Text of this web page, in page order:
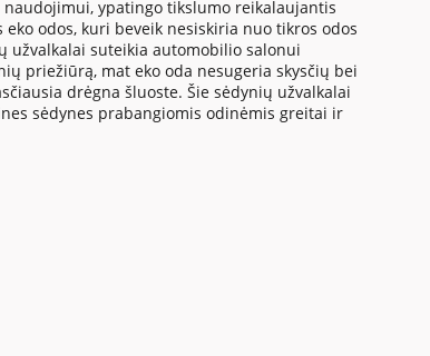
ypatingo tikslumo reikalaujantis
odos, kuri beveik nesiskiria nuo tikros odos
užvalkalai suteikia automobilio salonui
priežiūrą, mat eko oda nesugeria skysčių bei
drėgna šluoste. Šie sėdynių užvalkalai
sėdynes prabangiomis odinėmis greitai ir